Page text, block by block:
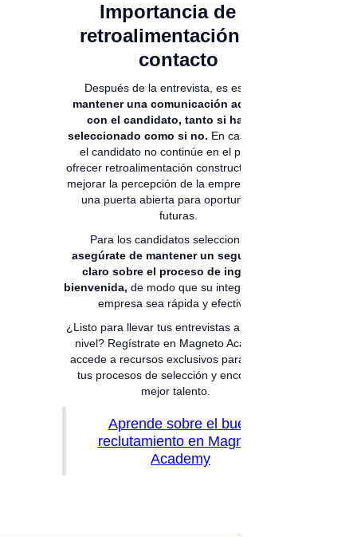
Importancia de la
retroalimentación y el
contacto
Después de la entrevista, es esencial
mantener una comunicación adecuada
con el candidato, tanto si ha sido
seleccionado como si no. En caso de que
el candidato no continúe en el proceso,
ofrecer retroalimentación constructiva puede
mejorar la percepción de la empresa y dejar
una puerta abierta para oportunidades
futuras.
Para los candidatos seleccionados,
asegúrate de mantener un seguimiento
claro sobre el proceso de ingreso y
bienvenida, de modo que su integración a la
empresa sea rápida y efectiva.
¿Listo para llevar tus entrevistas al siguiente
nivel? Regístrate en Magneto Academy y
accede a recursos exclusivos para mejorar
tus procesos de selección y encontrar el
mejor talento.
Aprende sobre el buen
reclutamiento en Magneto
Academy